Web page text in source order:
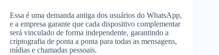
Essa é uma demanda antiga dos usuários do WhatsApp,
e a empresa garante que cada dispositivo complementar
será vinculado de forma independente, garantindo a
criptografia de ponta a ponta para todas as mensagens,
mídias e chamadas pessoais.